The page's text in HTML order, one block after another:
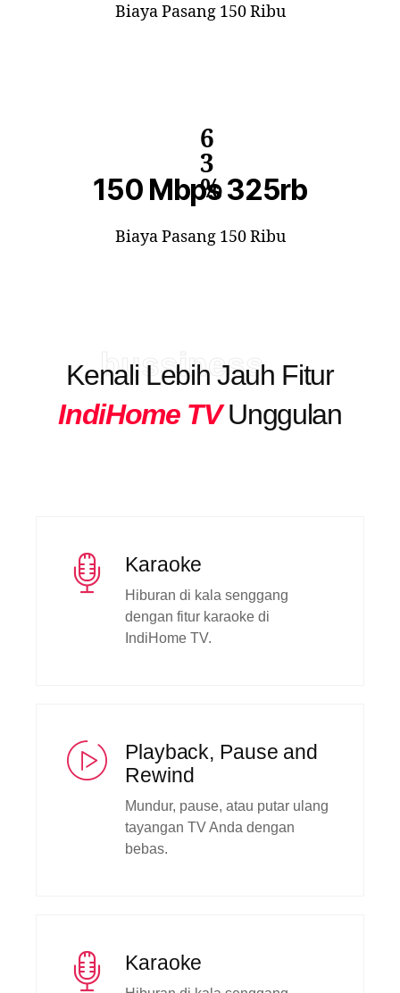
Biaya Pasang 150 Ribu
6
3
%
150 Mbps 325rb
Biaya Pasang 150 Ribu
bussiness
Kenali Lebih Jauh Fitur
IndiHome TVUnggulan
Karaoke
Hiburan di kala senggang
dengan fitur karaoke di
IndiHome TV.
Playback, Pause and
Rewind
Mundur, pause, atau putar ulang
tayangan TV Anda dengan
bebas.
Karaoke